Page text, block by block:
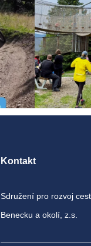
Kontakt
Sdružení pro rozvoj
Benecku a okolí, z.s.